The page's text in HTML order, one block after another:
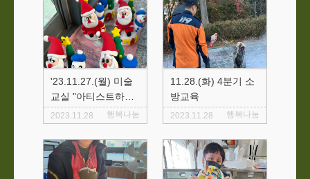
'23.11.27.(월) 미술
교실 "아티스트하우
스"
2023.11.28 행복나눔
11.28.(화) 4분기 소
방교육
2023.11.28 행복나눔